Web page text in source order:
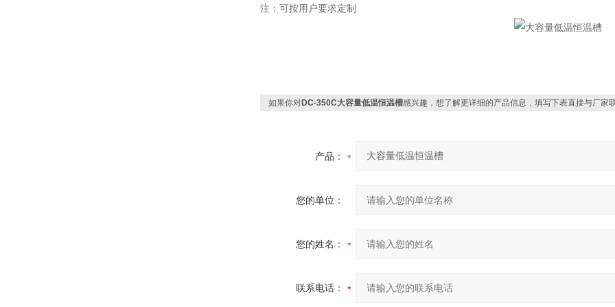
注：可按用户要求定制
如果你对DC-350C大容量低温恒温槽感兴趣，想了解更详细的产品信息，填写下表直接与厂家
产品：
您的单位：
您的姓名：
联系电话：